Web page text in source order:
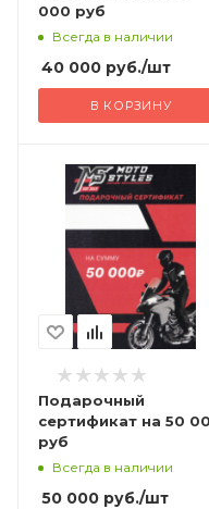
000 руб
Всегда в наличии
40 000 руб./шт
В КОРЗИНУ
Подарочный
сертификат на 50
руб
Всегда в наличии
50 000 руб./шт